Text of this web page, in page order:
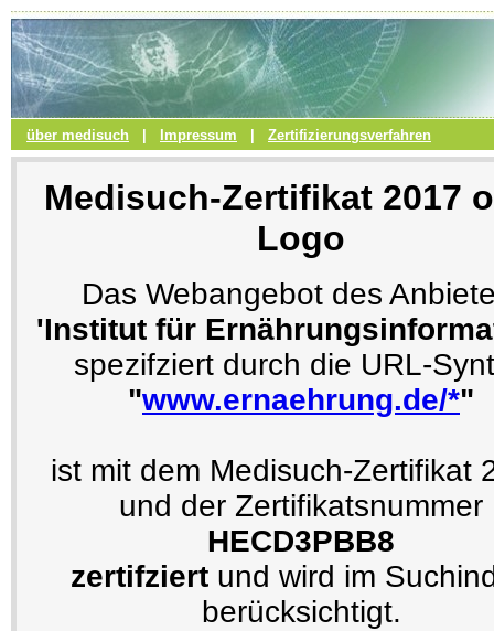
über medisuch Impressum Zertifizierungsverfahren
Medisuch-Zertifikat 2017
Logo
Das Webangebot des
'Institut für
spezifziert durch die URL-
"www.ernaehrung.de/*"
ist mit dem Medisuch-Zertifikat
und der Zertifikatsnummer
HECD3PBB8
zertifziert und wird im
berücksichtigt.